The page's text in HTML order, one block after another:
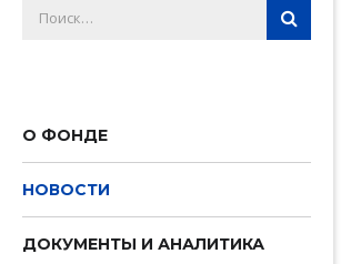
О ФОНДЕ
НОВОСТИ
ДОКУМЕНТЫ И АНАЛИТИКА